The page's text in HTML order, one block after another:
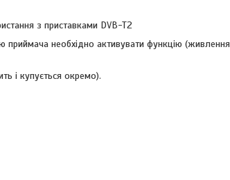
з приставками DVB-T2
необхідно активувати функцію (живлення
і купується окремо).